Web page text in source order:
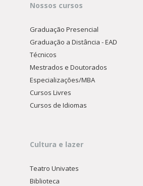
Nossos cursos
Graduação Presencial
Graduação a Distância - EAD
Técnicos
Mestrados e Doutorados
Especializações/MBA
Cursos Livres
Cursos de Idiomas
Cultura e lazer
Teatro Univates
Biblioteca